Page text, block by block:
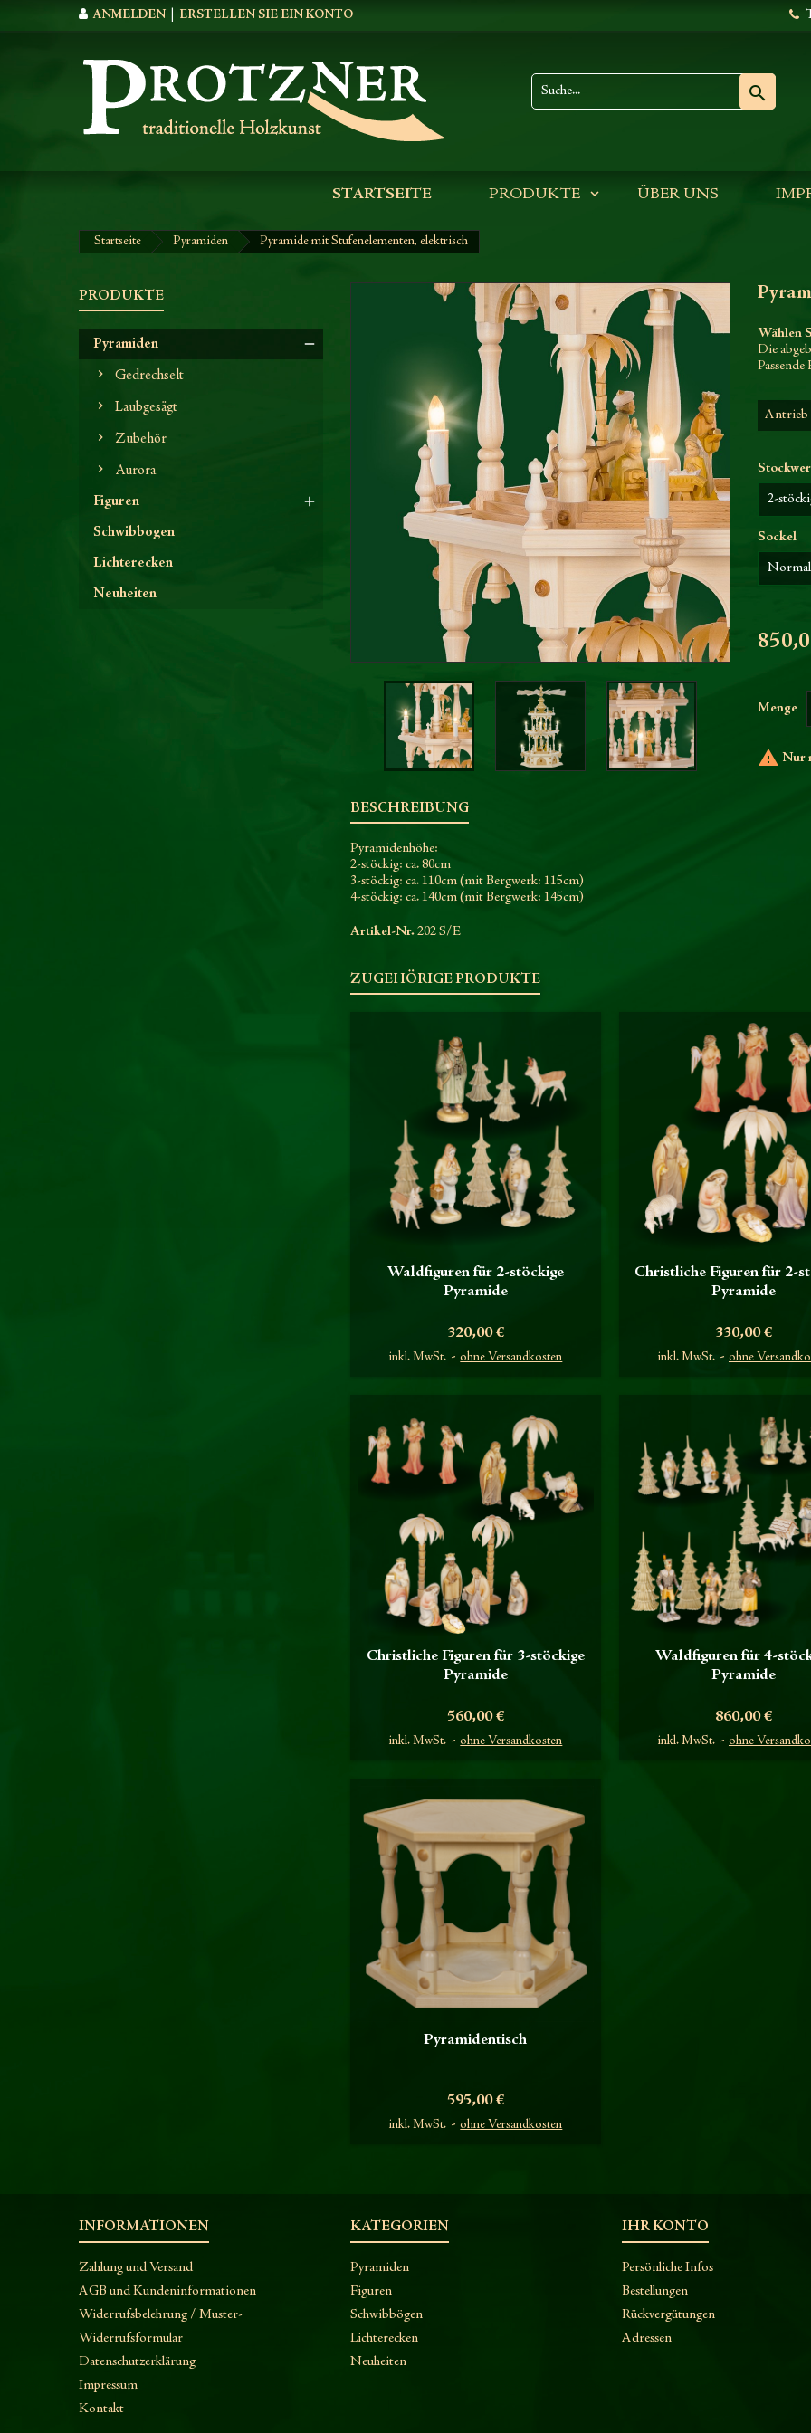
ANMELDEN ERSTELLEN SIE EIN KONTO

STARTSEITE PRODUKTE ÜBER UNS
Startseite Pyramiden Pyramide mit Stufenelementen, elektrisch
PRODUKTE
Pyramiden
Gedrechselt
Laubgesägt
Zubehör
Aurora
Figuren
Schwibbogen
Lichterecken
Neuheiten
Wählen
Die
Antrieb
Sockel
Menge
 Nur
BESCHREIBUNG
Pyramidenhöhe:
2-stöckig: ca. 80cm
3-stöckig: ca. 110cm (mit Bergwerk: 115cm)
4-stöckig: ca. 140cm (mit Bergwerk: 145cm)
Artikel-Nr. 202 S/E
ZUGEHÖRIGE PRODUKTE
Waldfiguren für 2-stöckige
Pyramide
Preis
320,00 €
inkl. MwSt. ohne Versandkosten
Christliche Figuren für 2-
Pyramide
Preis
330,00 €
inkl. MwSt. ohne
Christliche Figuren für 3-stöckige
Pyramide
Preis
560,00 €
inkl. MwSt. ohne Versandkosten
Waldfiguren für 4-
Pyramide
Preis
860,00 €
inkl. MwSt. ohne
Pyramidentisch
Preis
595,00 €
inkl. MwSt. ohne Versandkosten
INFORMATIONEN
Zahlung und Versand
AGB und Kundeninformationen
Widerrufsbelehrung / Muster-
Widerrufsformular
Datenschutzerklärung
Impressum
Kontakt
KATEGORIEN
Pyramiden
Figuren
Schwibbögen
Lichterecken
Neuheiten
IHR KONTO
Persönliche Infos
Bestellungen
Rückvergütungen
Adressen